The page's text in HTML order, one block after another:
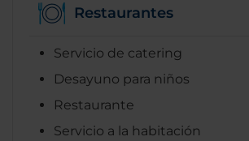
Restaurantes
Servicio de catering
Desayuno para niños
Restaurante
Servicio a la habitación